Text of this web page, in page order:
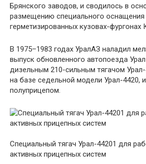
Брянского заводов, и сводилось в
размещению специального оснащения
герметизированных кузовах-фургонах
В 1975–1983 годах УралАЗ наладил
выпуск обновленного автопоезда
дизельным 210-сильным тягачом
на базе седельной модели Урал-4420,
полуприцепом.
Специальный тягач Урал-44201 для
активных прицепных систем